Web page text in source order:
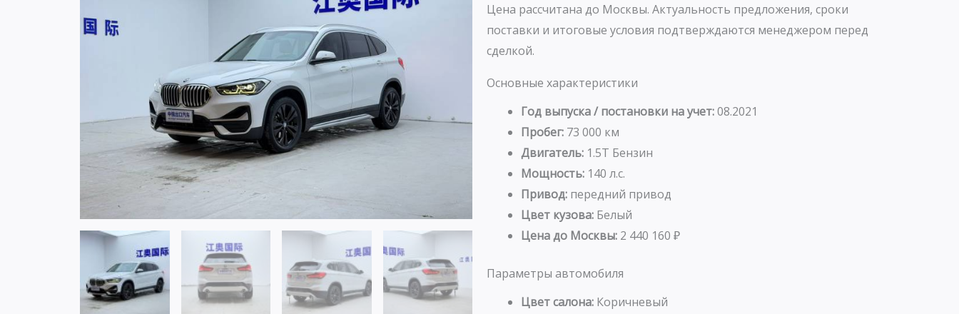
Цена рассчитана до Москвы. Актуальность предложения, сроки
поставки и итоговые условия подтверждаются менеджером перед
сделкой.
Основные характеристики
Год выпуска / постановки на учет:08.2021
Пробег: 73 000 км
Двигатель: 1.5T Бензин
Мощность: 140 л.с.
Привод: передний привод
Цвет кузова: Белый
Цена до Москвы: 2 440 160 ₽
Параметры автомобиля
Цвет салона: Коричневый